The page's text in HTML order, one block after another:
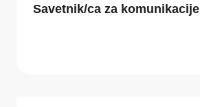
Savetnik/ca za komunikacije